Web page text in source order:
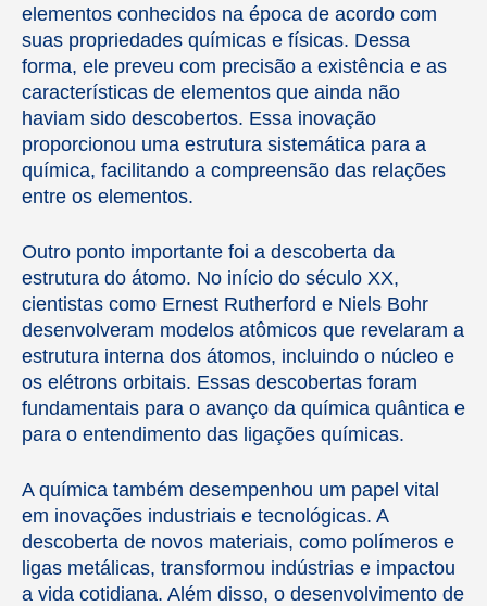
elementos conhecidos na época de acordo com
suas propriedades químicas e físicas. Dessa
forma, ele preveu com precisão a existência e as
características de elementos que ainda não
haviam sido descobertos. Essa inovação
proporcionou uma estrutura sistemática para a
química, facilitando a compreensão das relações
entre os elementos.
Outro ponto importante foi a descoberta da
estrutura do átomo. No início do século XX,
cientistas como Ernest Rutherford e Niels Bohr
desenvolveram modelos atômicos que revelaram a
estrutura interna dos átomos, incluindo o núcleo e
os elétrons orbitais. Essas descobertas foram
fundamentais para o avanço da química quântica e
para o entendimento das ligações químicas.
A química também desempenhou um papel vital
em inovações industriais e tecnológicas. A
descoberta de novos materiais, como polímeros e
ligas metálicas, transformou indústrias e impactou
a vida cotidiana. Além disso, o desenvolvimento de